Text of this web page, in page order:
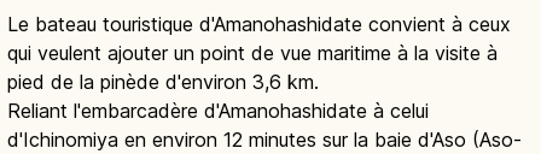
Le bateau touristique d'Amanohashidate convient à ceux
qui veulent ajouter un point de vue maritime à la visite à
pied de la pinède d'environ 3,6 km.
Reliant l'embarcadère d'Amanohashidate à celui
d'Ichinomiya en environ 12 minutes sur la baie d'Aso (Aso-